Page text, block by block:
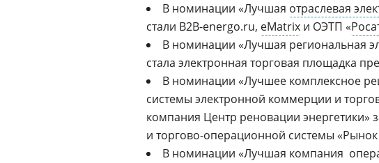
В номинации «Лучшая отраслевая
стали B2B-energo.ru, eMatrix и ОЭТП «
В номинации «Лучшая региональная
стала электронная торговая площадка
В номинации «Лучшее комплексное
системы электронной коммерции и
компания Центр реновации энергетики»
и торгово-операционной системы «Рынок
В номинации «Лучшая компания 